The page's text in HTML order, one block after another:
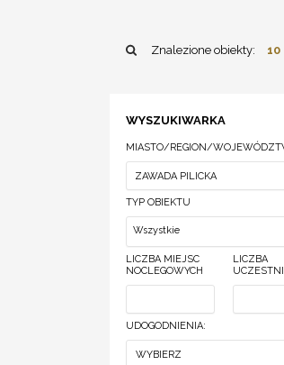
Znalezione obiekty: 10
WYSZUKIWARKA
MIASTO/REGION/
TYP OBIEKTU
Wszystkie
LICZBA MIEJSC
NOCLEGOWYCH
LICZBA
UDOGODNIENIA:
WYBIERZ